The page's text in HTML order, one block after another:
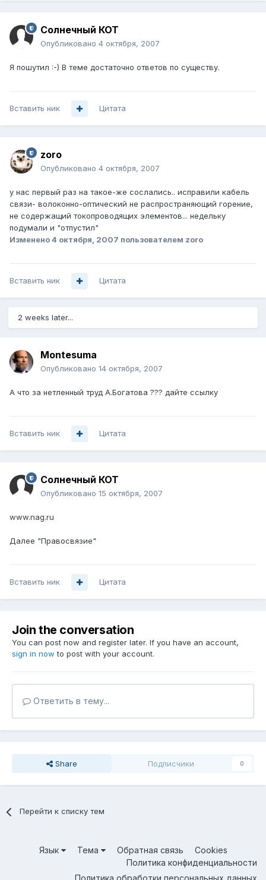
Солнечный КОТ
Опубликовано 4 октября, 2007
Я пошутил :-) В теме достаточно ответов по существу.
Вставить ник Цитата
zoro
Опубликовано 4 октября, 2007
у нас первый раз на такое-же сослались.. исправили кабель
связи- волоконно-оптический не распространяющий горение,
не содержащий токопроводящих элементов... недельку
подумали и "отпустил"
Изменено4 октября, 2007 пользователем zoro
Вставить ник Цитата
2 weeks later...
Montesuma
Опубликовано 14 октября, 2007
А что за нетленный труд А.Богатова ??? дайте ссылку
Вставить ник Цитата
Солнечный КОТ
Опубликовано 15 октября, 2007
www.nag.ru
Далее "Правосвязие"
Вставить ник Цитата
Join the conversation
You can post now and register later. If you have an account,
sign in now to post with your account.
Ответить в тему...
Share Подписчики 0
Перейти к списку тем
Язык Тема Обратная связь
Cookies
Политика конфиденциальности